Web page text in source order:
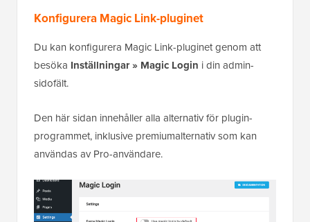
Konfigurera Magic Link-pluginet
Du kan konfigurera Magic Link-pluginet genom att
besöka Inställningar » Magic Login i din admin-
sidofält.
Den här sidan innehåller alla alternativ för plugin-
programmet, inklusive premiumalternativ som kan
användas av Pro-användare.